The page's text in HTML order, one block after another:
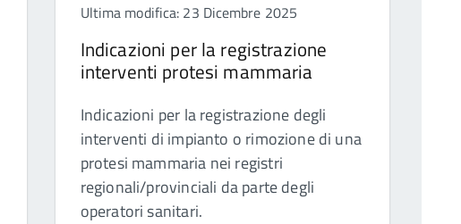
Ultima modifica: 23 Dicembre 2025
Indicazioni per la registrazione
interventi protesi mammaria
Indicazioni per la registrazione degli
interventi di impianto o rimozione di una
protesi mammaria nei registri
regionali/provinciali da parte degli
operatori sanitari.